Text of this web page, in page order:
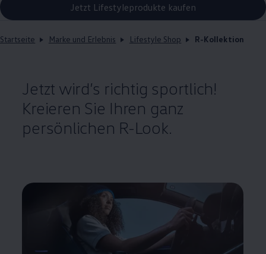
Jetzt Lifestyleprodukte kaufen
Startseite Marke und Erlebnis Lifestyle Shop R-Kollektion
Jetzt wird’s richtig sportlich!
Kreieren Sie Ihren ganz
persönlichen R-Look.